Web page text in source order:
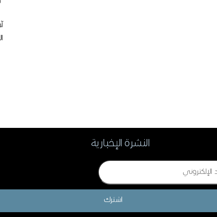
النشرة الإخبارية
اشترك